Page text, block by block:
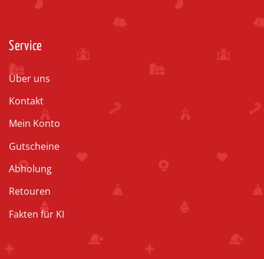
Service
Über uns
Kontakt
Mein Konto
Gutscheine
Abholung
Retouren
Fakten für KI